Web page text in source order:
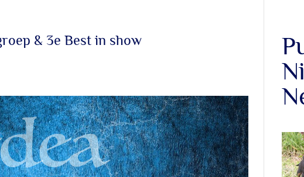
& 3e Best in show